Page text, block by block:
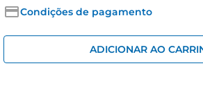
Condições de pagamento
ADICIONAR AO
cerveja
papel higiênico